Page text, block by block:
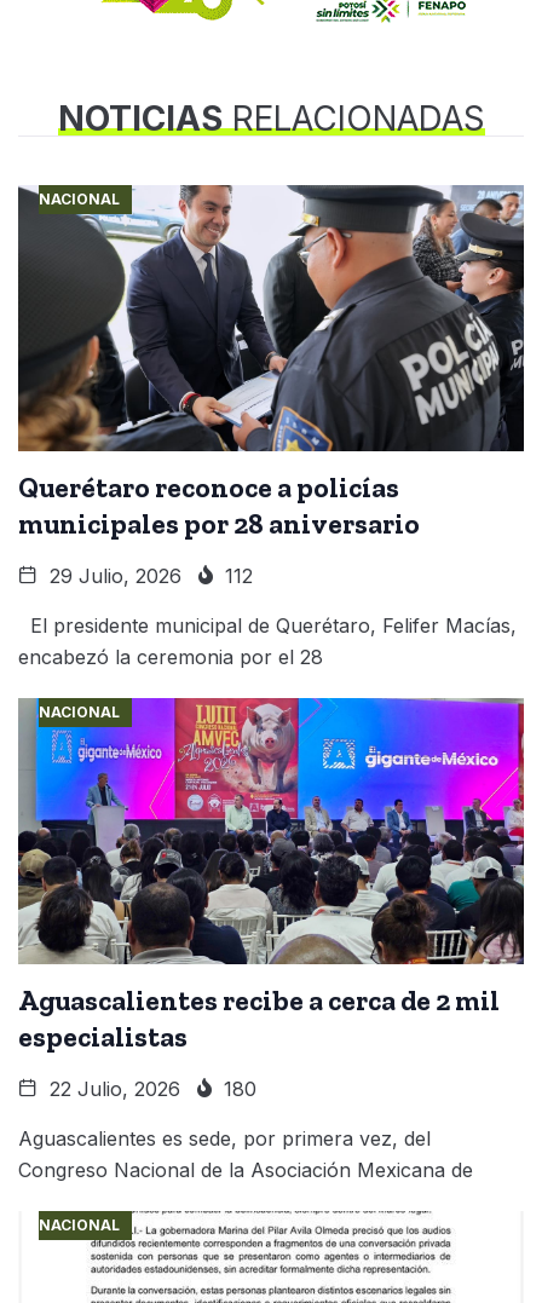
NOTICIASRELACIONADAS
NACIONAL
Querétaro reconoce a policías
municipales por 28 aniversario
29 Julio, 2026 112
El presidente municipal de Querétaro, Felifer Macías,
encabezó la ceremonia por el 28
NACIONAL
Aguascalientes recibe a cerca de 2 mil
especialistas
22 Julio, 2026 180
Aguascalientes es sede, por primera vez, del
Congreso Nacional de la Asociación Mexicana de
NACIONAL